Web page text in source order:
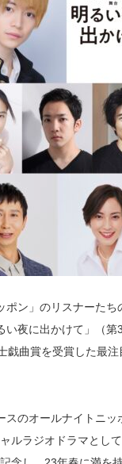
ン」のリスナーた
夜に出かけて」（
戯曲賞を受賞した最
スのオールナイトニ
ルラジオドラマとし